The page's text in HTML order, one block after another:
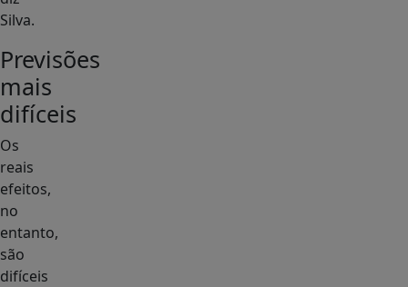
Silva.
Previsões
mais
difíceis
Os
reais
efeitos,
no
entanto,
são
difíceis